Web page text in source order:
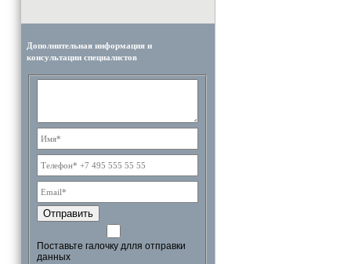
Дополнительная информация и
консультации специалистов
Отправить
Поставьте галочку длля отправки
данных